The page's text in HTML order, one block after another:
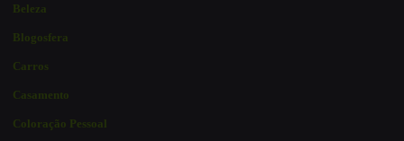
Beleza
Blogosfera
Carros
Casamento
Coloração Pessoal